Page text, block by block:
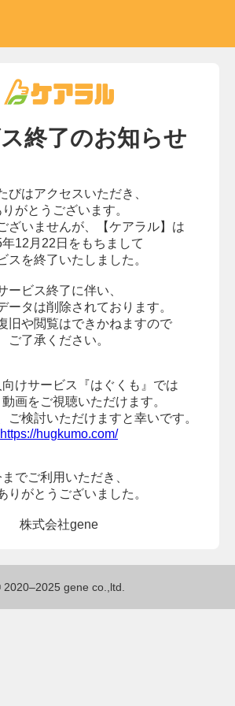
終了のお知らせ
びはアクセスいただき、
りがとうございます。
ざいませんが、
【ケアラル】は
12月22日をもちまして
スを終了いたしました。
ービス終了に伴い、
ータは削除されております。
旧や閲覧はできかねますので
ご了承ください。
けサービス『はぐくも』では
画をご視聴いただけます。
ご検討いただけますと幸いです。
https://hugkumo.com/
でご利用いただき、
りがとうございました。
株式会社gene
2020–2025 gene co.,ltd.